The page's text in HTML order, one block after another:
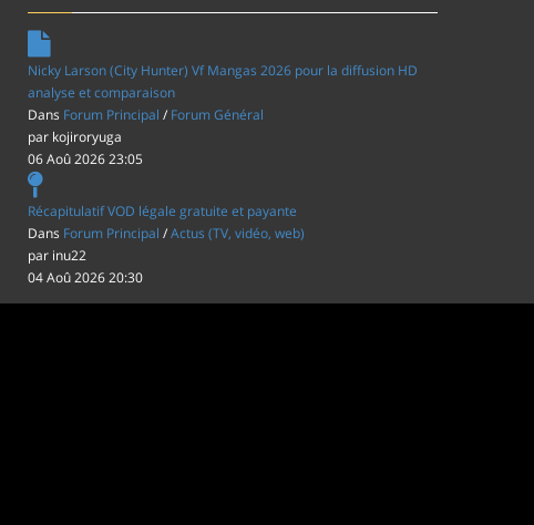
Nicky Larson (City Hunter) Vf Mangas 2026 pour la diffusion HD
analyse et comparaison
Dans Forum Principal / Forum Général
par kojiroryuga
06 Aoû 2026 23:05
Récapitulatif VOD légale gratuite et payante
Dans Forum Principal /Actus (TV, vidéo, web)
par inu22
04 Aoû 2026 20:30